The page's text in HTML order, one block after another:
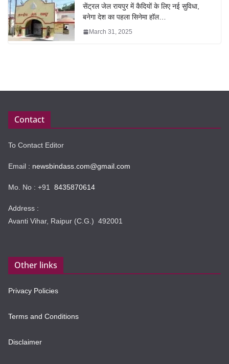
सेंट्रल जेल रायपुर में कैदियों के लिए नई सुविधा,
बनेगा देश का पहला सिनेमा हॉल…
March 31, 2025
Contact
To Contact Editor
Email : newsbindass.com@gmail.com
Mo. No : +91 8435870614
Address :
Avanti Vihar, Raipur (C.G.) 492001
Other links
Privacy Policies
Terms and Conditions
Disclaimer